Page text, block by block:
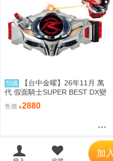
預購
【台中金曜】26年11月 萬
代 假面騎士SUPER BEST DX變
身腰帶Drive驅動器&移速手鐲 再
版 0814
售價 2880
加